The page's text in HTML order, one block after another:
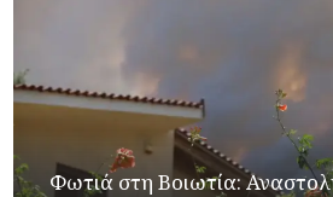
Φωτιά στη Βοιωτία: